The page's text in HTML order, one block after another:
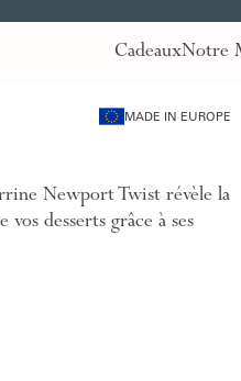
CadeauxNotre
MADE IN EUROPE
Newport Twist révèle la
desserts grâce à ses